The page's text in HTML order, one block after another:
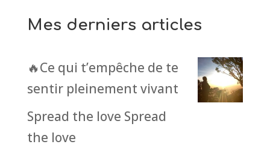
Mes derniers articles
🔥Ce qui t’empêche de te
sentir pleinement vivant
Spread the love Spread
the love